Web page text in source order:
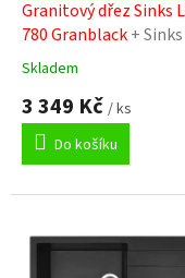
A
R
Granitový dřez Sinks
780 Granblack+
pasta
Průměrné
produktu
4,9
5
Skladem
3 349 Kč / ks
Do košíku